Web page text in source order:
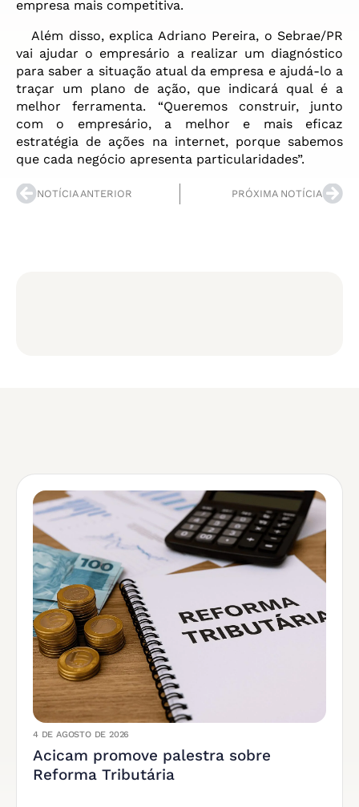
empresa mais competitiva.
Além disso, explica Adriano Pereira, o Sebrae/PR
vai ajudar o empresário a realizar um diagnóstico
para saber a situação atual da empresa e ajudá-lo a
traçar um plano de ação, que indicará qual é a
melhor ferramenta. “Queremos construir, junto
com o empresário, a melhor e mais eficaz
estratégia de ações na internet, porque sabemos
que cada negócio apresenta particularidades”.
NOTÍCIA ANTERIOR PRÓXIMA NOTÍCIA
4 DE AGOSTO DE 2026
Acicam promove palestra sobre
Reforma Tributária